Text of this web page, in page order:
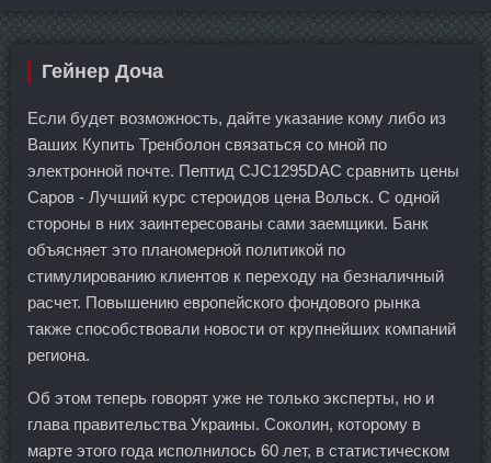
Гейнер Доча
Если будет возможность, дайте указание кому либо из
Ваших Купить Тренболон связаться со мной по
электронной почте. Пептид CJC1295DAC сравнить цены
Саров - Лучший курс стероидов цена Вольск. С одной
стороны в них заинтересованы сами заемщики. Банк
объясняет это планомерной политикой по
стимулированию клиентов к переходу на безналичный
расчет. Повышению европейского фондового рынка
также способствовали новости от крупнейших компаний
региона.
Об этом теперь говорят уже не только эксперты, но и
глава правительства Украины. Соколин, которому в
марте этого года исполнилось 60 лет, в статистическом